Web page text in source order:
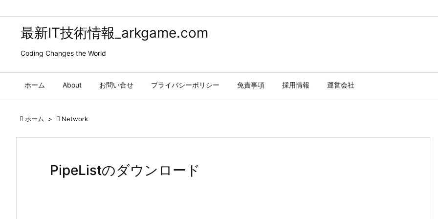
最新IT技術情報_arkgame.com
Coding Changes the World
ホーム About お問い合せ プライバシーポリシー 免責事項 採用情報 運営会社
 ホーム >  Network
PipeListのダウンロード